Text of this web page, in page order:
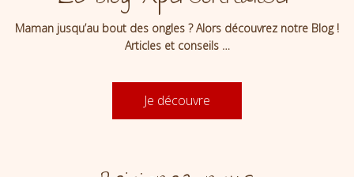
Maman jusqu’au bout des ongles ? Alors découvrez notre Blog !
Articles et conseils …
Je découvre